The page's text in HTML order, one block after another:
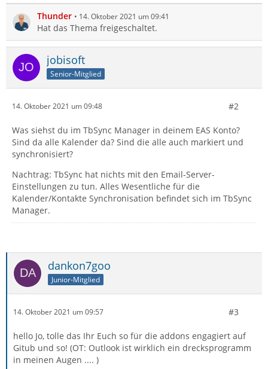
Thunder 14. Oktober 2021 um 09:41
Hat das Thema freigeschaltet.
jobisoft
Senior-Mitglied
14. Oktober 2021 um 09:48 #2
Was siehst du im TbSync Manager in deinem EAS Konto?
Sind da alle Kalender da? Sind die alle auch markiert und
synchronisiert?
Nachtrag: TbSync hat nichts mit den Email-Server-
Einstellungen zu tun. Alles Wesentliche für die
Kalender/Kontakte Synchronisation befindet sich im TbSync
Manager.
dankon7goo
Junior-Mitglied
14. Oktober 2021 um 09:57 #3
hello Jo, tolle das Ihr Euch so für die addons engagiert auf
Gitub und so! (OT: Outlook ist wirklich ein drecksprogramm
in meinen Augen .... )